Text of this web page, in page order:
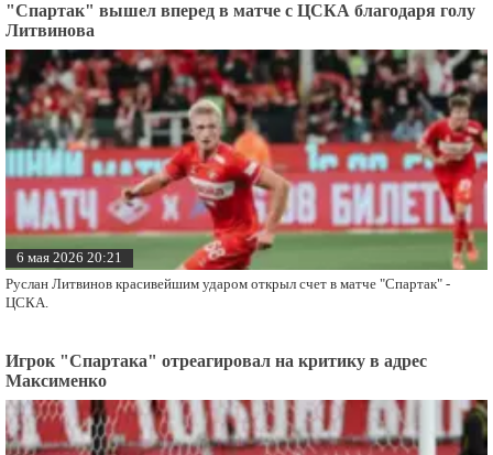
"Спартак" вышел вперед в матче с ЦСКА благодаря голу
Литвинова
6 мая 2026 20:21
Руслан Литвинов красивейшим ударом открыл счет в матче "Спартак" -
ЦСКА.
Игрок "Спартака" отреагировал на критику в адрес
Максименко